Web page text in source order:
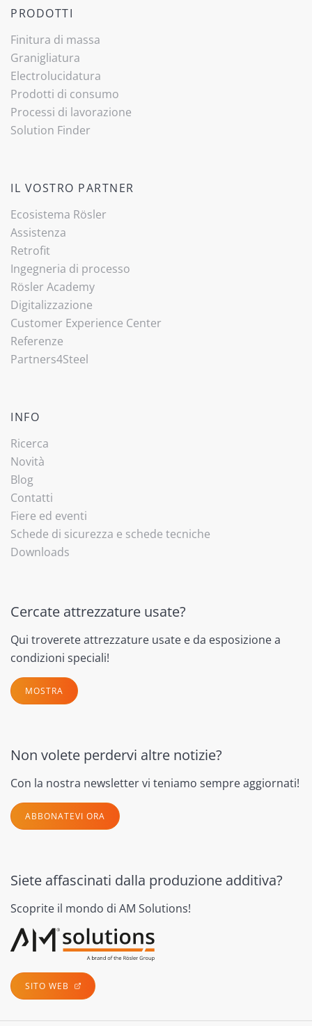
PRODOTTI
Finitura di massa
Granigliatura
Electrolucidatura
Prodotti di consumo
Processi di lavorazione
Solution Finder
IL VOSTRO PARTNER
Ecosistema Rösler
Assistenza
Retrofit
Ingegneria di processo
Rösler Academy
Digitalizzazione
Customer Experience Center
Referenze
Partners4Steel
INFO
Ricerca
Novità
Blog
Contatti
Fiere ed eventi
Schede di sicurezza e schede tecniche
Downloads
Cercate attrezzature usate?
Qui troverete attrezzature usate e da esposizione a
condizioni speciali!
MOSTRA
Non volete perdervi altre notizie?
Con la nostra newsletter vi teniamo sempre aggiornati!
ABBONATEVI ORA
Siete affascinati dalla produzione additiva?
Scoprite il mondo di AM Solutions!
SITO WEB